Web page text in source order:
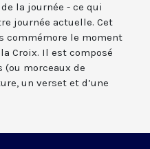
la journée - ce qui
journée actuelle. Cet
commémore le moment
Croix. Il est composé
(ou morceaux de
un verset et d’une